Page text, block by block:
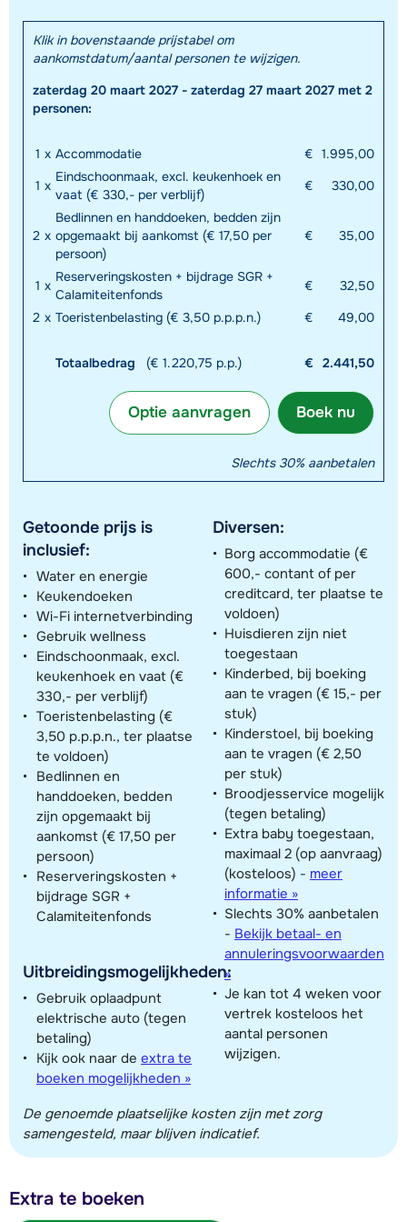
Klik in bovenstaande prijstabel om
aankomstdatum/aantal personen te wijzigen.
zaterdag 20 maart 2027 - zaterdag 27 maart 2027 met 2
personen:
1 x Accommodatie € 1.995,00
1 x
Eindschoonmaak, excl. keukenhoek en
vaat (€ 330,- per verblijf)
€ 330,00
2 x
Bedlinnen en handdoeken, bedden zijn
opgemaakt bij aankomst (€ 17,50 per
persoon)
€ 35,00
1 x
Reserveringskosten + bijdrage SGR +
Calamiteitenfonds
€
32,50
2 x Toeristenbelasting (€ 3,50 p.p.p.n.) € 49,00
Totaalbedrag (€ 1.220,75 p.p.) € 2.441,50
Boek nu
Optie aanvragen
Slechts 30% aanbetalen
Getoonde prijs is
inclusief:
Water en energie
Keukendoeken
Wi-Fi internetverbinding
Gebruik wellness
Eindschoonmaak, excl.
keukenhoek en vaat (€
330,- per verblijf)
Toeristenbelasting (€
3,50 p.p.p.n., ter plaatse
te voldoen)
Bedlinnen en
handdoeken, bedden
zijn opgemaakt bij
aankomst (€ 17,50 per
persoon)
Reserveringskosten +
bijdrage SGR +
Calamiteitenfonds
Uitbreidingsmogelijkheden:
Gebruik oplaadpunt
elektrische auto (tegen
betaling)
Kijk ook naar de extra te
boeken mogelijkheden »
Diversen:
Borg accommodatie (€
600,- contant of per
creditcard, ter plaatse te
voldoen)
Huisdieren zijn niet
toegestaan
Kinderbed, bij boeking
aan te vragen (€ 15,- per
stuk)
Kinderstoel, bij boeking
aan te vragen (€ 2,50
per stuk)
Broodjesservice mogelijk
(tegen betaling)
Extra baby toegestaan,
maximaal 2 (op aanvraag)
(kosteloos) - meer
informatie »
Slechts 30% aanbetalen
- Bekijk betaal- en
annuleringsvoorwaarden
»
Je kan tot 4 weken voor
vertrek kosteloos het
aantal personen
wijzigen.
De genoemde plaatselijke kosten zijn met zorg
samengesteld, maar blijven indicatief.
Extra te boeken